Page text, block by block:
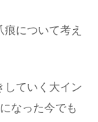
について考え
していく大イン
なった今でも